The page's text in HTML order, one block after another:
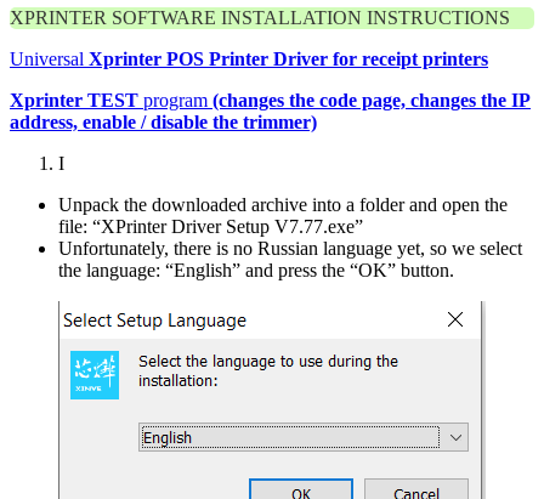
XPRINTER SOFTWARE INSTALLATION INSTRUCTIONS
Universal Xprinter POS Printer Driver for receipt printers
Xprinter TEST program (changes the code page, changes the IP
address, enable / disable the trimmer)
I
Unpack the downloaded archive into a folder and open the
file: “XPrinter Driver Setup V7.77.exe”
Unfortunately, there is no Russian language yet, so we select
the language: “English” and press the “OK” button.